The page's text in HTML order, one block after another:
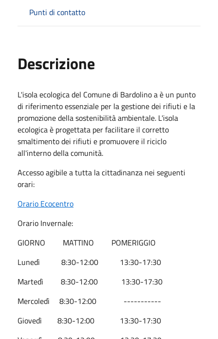
Punti di contatto
Descrizione
L'isola ecologica del Comune di Bardolino a è un punto
di riferimento essenziale per la gestione dei rifiuti e la
promozione della sostenibilità ambientale. L'isola
ecologica è progettata per facilitare il corretto
smaltimento dei rifiuti e promuovere il riciclo
all'interno della comunità.
Accesso agibile a tutta la cittadinanza nei seguenti
orari:
Orario Ecocentro
Orario Invernale:
GIORNO MATTINO POMERIGGIO
Lunedì 8:30-12:00 13:30-17:30
Martedì 8:30-12:00 13:30-17:30
Mercoledì 8:30-12:00 -----------
Giovedì 8:30-12:00 13:30-17:30